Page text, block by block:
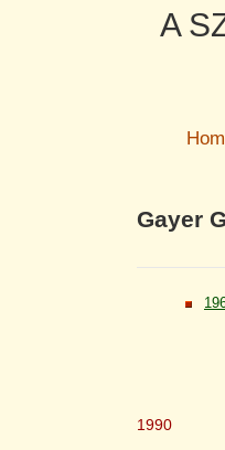
A
Gayer
1990